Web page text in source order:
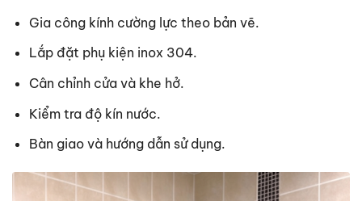
Gia công kính cường lực theo bản vẽ.
Lắp đặt phụ kiện inox 304.
Cân chỉnh cửa và khe hở.
Kiểm tra độ kín nước.
Bàn giao và hướng dẫn sử dụng.